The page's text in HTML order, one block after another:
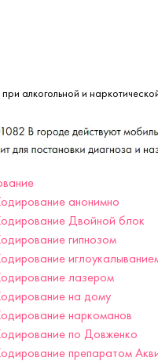
алкогольной и
анонимно
Двойной блок
гипнозом
лазером
на дому
наркоманов
по Довженко
препаратом